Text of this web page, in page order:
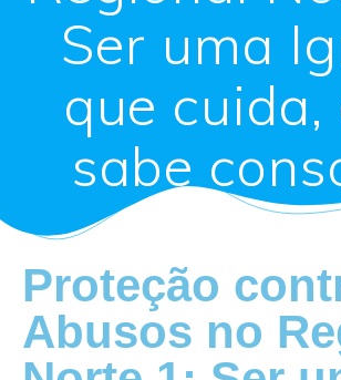
Ser uma
que cuida,
sabe
Proteção
Abusos no